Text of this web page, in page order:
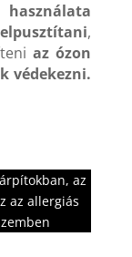
elpusztítani,
az ózon
védekezni.
az
az allergiás